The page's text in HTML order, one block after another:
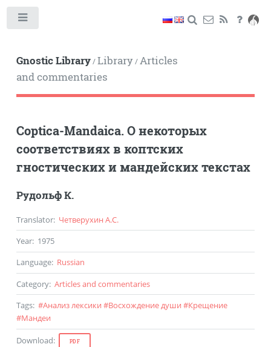
Gnostic Library/Library/Articles
and commentaries
Coptica-Mandaica. О некоторых
соответствиях в коптских
гностических и мандейских текстах
Рудольф К.
Translator: Четверухин А.С.
Year: 1975
Language: Russian
Category: Articles and commentaries
Tags: #Анализ лексики #Восхождение души #Крещение
#Мандеи
Download: PDF